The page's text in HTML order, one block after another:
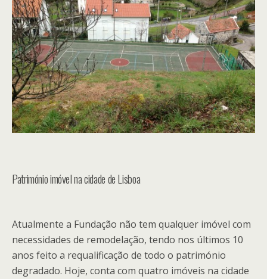
Património imóvel na cidade de Lisboa
Atualmente a Fundação não tem qualquer imóvel com
necessidades de remodelação, tendo nos últimos 10
anos feito a requalificação de todo o património
degradado. Hoje, conta com quatro imóveis na cidade